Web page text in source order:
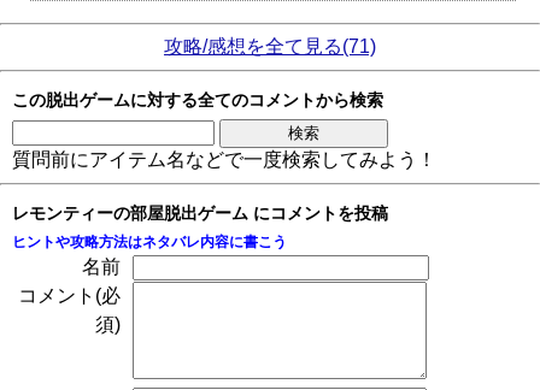
攻略/感想を全て見る(71)
この脱出ゲームに対する全てのコメントから検索
質問前にアイテム名などで一度検索してみよう！
レモンティーの部屋脱出ゲーム にコメントを投稿
ヒントや攻略方法はネタバレ内容に書こう
名前
コメント(必
須)